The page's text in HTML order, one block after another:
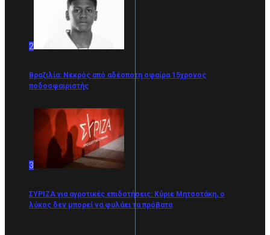
2
Βραζιλία: Νεκρός από αδέσποτη σφαίρα 15χρονος
ποδοσφαιριστής
3
ΣΥΡΙΖΑ για αγροτικές επιδοτήσεις: Κύριε Μητσοτάκη, ο
λύκος δεν μπορεί να φυλάει τα πρόβατα